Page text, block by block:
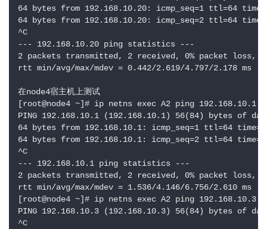
64 bytes from 192.168.10.20: icmp_seq=1 ttl=64
64 bytes from 192.168.10.20: icmp_seq=2 ttl=64
^C
--- 192.168.10.20 ping statistics ---
2 packets transmitted, 2 received, 0% packet loss,
rtt min/avg/max/mdev = 0.442/2.619/4.797/2.178 ms
在node4宿主机上测试
[root@node4 ~]# ip netns exec A2 ping 192.168.10.1
PING 192.168.10.1 (192.168.10.1) 56(84) bytes of
64 bytes from 192.168.10.1: icmp_seq=1 ttl=64
64 bytes from 192.168.10.1: icmp_seq=2 ttl=64
^C
--- 192.168.10.1 ping statistics ---
2 packets transmitted, 2 received, 0% packet loss,
rtt min/avg/max/mdev = 1.536/4.146/6.756/2.610 ms
[root@node4 ~]# ip netns exec A2 ping 192.168.10.3
PING 192.168.10.3 (192.168.10.3) 56(84) bytes of
^C